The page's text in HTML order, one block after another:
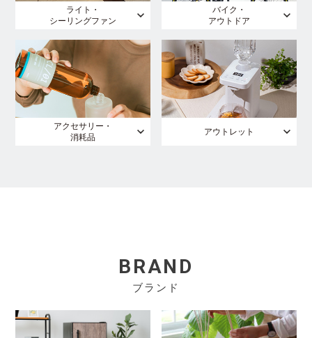
ライト・
シーリングファン
バイク・
アウトドア
アクセサリー・
消耗品
アウトレット
BRAND
ブランド